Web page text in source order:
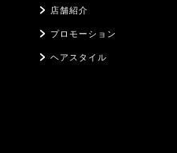
店舗紹介
プロモーション
ヘアスタイル